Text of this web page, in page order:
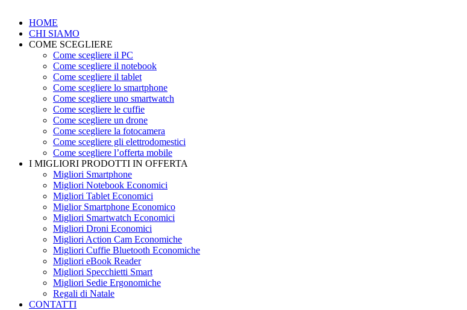
HOME
CHI SIAMO
COME SCEGLIERE
Come scegliere il PC
Come scegliere il notebook
Come scegliere il tablet
Come scegliere lo smartphone
Come scegliere uno smartwatch
Come scegliere le cuffie
Come scegliere un drone
Come scegliere la fotocamera
Come scegliere gli elettrodomestici
Come scegliere l’offerta mobile
I MIGLIORI PRODOTTI IN OFFERTA
Migliori Smartphone
Migliori Notebook Economici
Migliori Tablet Economici
Miglior Smartphone Economico
Migliori Smartwatch Economici
Migliori Droni Economici
Migliori Action Cam Economiche
Migliori Cuffie Bluetooth Economiche
Migliori eBook Reader
Migliori Specchietti Smart
Migliori Sedie Ergonomiche
Regali di Natale
CONTATTI